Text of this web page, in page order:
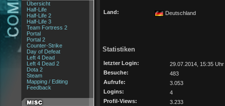
Übersicht
Half-Life
Half-Life 2
Half-Life 3
Team Fortress 2
Portal
Portal 2
Counter-Strike
Day of Defeat
Left 4 Dead
Left 4 Dead 2
Dota 2
Steam
Mapping / Editing
Feedback
Land: Deutschland
Statistiken
letzter Login:
29.07.2014, 15:35 Uhr
Besuche:
483
Aufrufe:
3.053
Logins:
4
Profil-Views:
3.233